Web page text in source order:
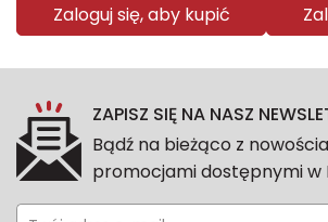
Zaloguj się, aby kupić
ZAPISZ SIĘ NA NASZ
Bądź na bieżąco z
promocjami dostępnymi w